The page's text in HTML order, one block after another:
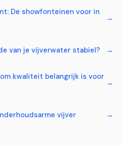
De showfonteinen voor in
van je vijverwater stabiel?
kwaliteit belangrijk is voor
vijver